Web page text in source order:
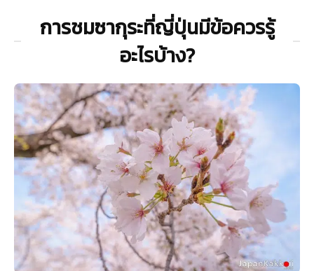
การชมซากุระที่ญี่ปุ่นมีข้อควรรู้
อะไรบ้าง?